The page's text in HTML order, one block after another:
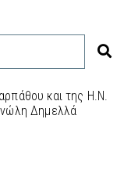
και της Η.Ν.
Δημελλά